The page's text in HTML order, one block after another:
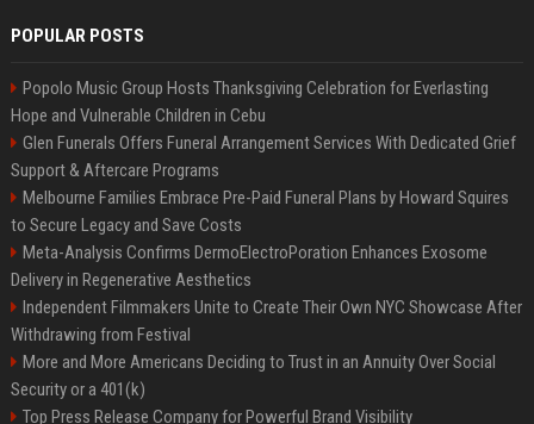
POPULAR POSTS
Popolo Music Group Hosts Thanksgiving Celebration for Everlasting
Hope and Vulnerable Children in Cebu
Glen Funerals Offers Funeral Arrangement Services With Dedicated Grief
Support & Aftercare Programs
Melbourne Families Embrace Pre-Paid Funeral Plans by Howard Squires
to Secure Legacy and Save Costs
Meta-Analysis Confirms DermoElectroPoration Enhances Exosome
Delivery in Regenerative Aesthetics
Independent Filmmakers Unite to Create Their Own NYC Showcase After
Withdrawing from Festival
More and More Americans Deciding to Trust in an Annuity Over Social
Security or a 401(k)
Top Press Release Company for Powerful Brand Visibility